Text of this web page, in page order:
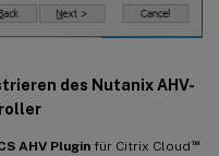
des Nutanix AHV-
AHV Plugin für Citrix Cloud ™